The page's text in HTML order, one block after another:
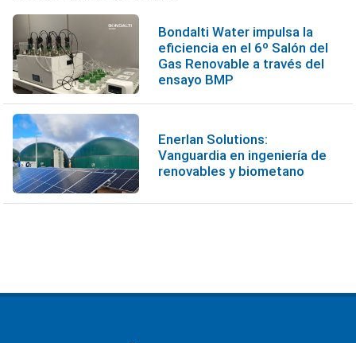
Bondalti Water impulsa la
eficiencia en el 6º Salón del
Gas Renovable a través del
ensayo BMP
Enerlan Solutions:
Vanguardia en ingeniería de
renovables y biometano